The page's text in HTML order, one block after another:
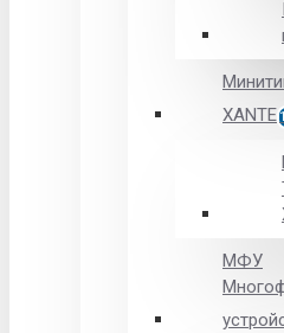
XANTE
МФУ